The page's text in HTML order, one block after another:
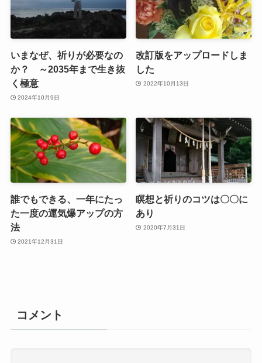
いまなぜ、祈りが必要なの
か？ ～2035年まで生き抜
く極意
2024年10月9日
改訂版をアップロードしま
した
2022年10月13日
誰でもできる、一年にたっ
た一度の運気爆アップの方
法
2021年12月31日
瞑想と祈りのコツは〇〇に
あり
2020年7月31日
コメント